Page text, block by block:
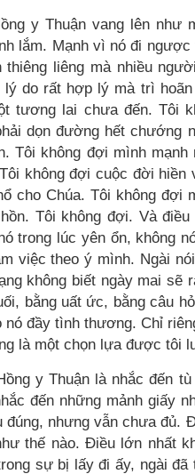
y Thuận vang lên như
lắm. Mạnh vì nó đi
thiêng liêng mà nhiều
do rất hợp lý mà trì
tương lai chưa đến. Tôi
dọn đường hết
Tôi không đợi mình
không đợi cuộc đời
cho Chúa. Tôi không đợi
Tôi không đợi. Và
trong lúc yên ổn, không
việc theo ý mình. Ngài
không biết ngày mai sẽ
bằng uất ức, bằng câu
đầy tình thương. Chỉ
là một chọn lựa được tôi
y Thuận là nhắc đến
đến những mảnh giấy
đúng, nhưng vẫn chưa đủ.
thế nào. Điều lớn nhất
sự bị lấy đi ấy, ngài